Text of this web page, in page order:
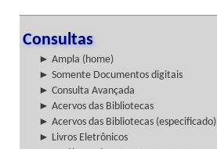
Consultas
► Ampla (home)
► Somente Documentos digitais
► Consulta Avançada
► Acervos das Bibliotecas
► Acervos das Bibliotecas (especificado)
► Livros Eletrônicos